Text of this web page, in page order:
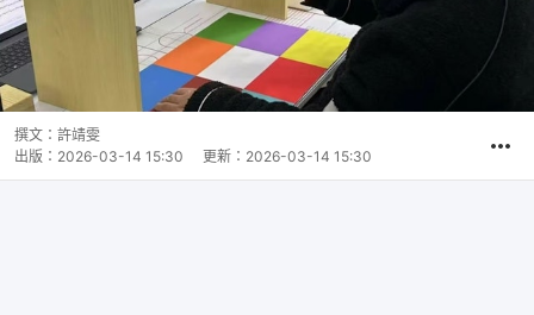
撰文： 許靖雯
出版： 2026-03-14 15:30 更新： 2026-03-14 15:30